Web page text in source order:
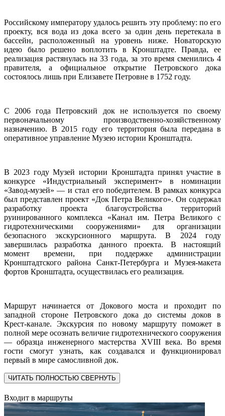
Российскому императору удалось решить эту проблему: по его
проекту, вся вода из дока всего за один день перетекала в
бассейн, расположенный на уровень ниже. Новаторскую
идею было решено воплотить в Кронштадте. Правда, ее
реализация растянулась на 33 года, за это время сменились 4
правителя, а официальное открытие Петровского дока
состоялось лишь при Елизавете Петровне в 1752 году.
С 2006 года Петровский док не используется по своему
первоначальному производственно-хозяйственному
назначению. В 2015 году его территория была передана в
оперативное управление Музею истории Кронштадта.
В 2023 году Музей истории Кронштадта принял участие в
конкурсе «Индустриальный эксперимент» в номинации
«Завод-музей» — и стал его победителем. В рамках конкурса
был представлен проект «Док Петра Великого». Он содержал
разработку проекта благоустройства территорий
руинированного комплекса «Канал им. Петра Великого с
гидротехническими сооружениями» для организации
безопасного экскурсионного маршрута. В 2024 году
завершилась разработка данного проекта. В настоящий
момент времени, при поддержке администрации
Кронштадтского района Санкт-Петербурга и Музея-макета
фортов Кронштадта, осуществилась его реализация.
Маршрут начинается от Докового моста и проходит по
западной стороне Петровского дока до системы доков в
Крест-канале. Экскурсия по новому маршруту поможет в
полной мере осознать величие гидротехнического сооружения
— образца инженерного мастерства XVIII века. Во время
гости смогут узнать, как создавался и функционировал
первый в мире самосливной док.
ЧИТАТЬ ПОЛНОСТЬЮ СВЕРНУТЬ
Входит в маршруты